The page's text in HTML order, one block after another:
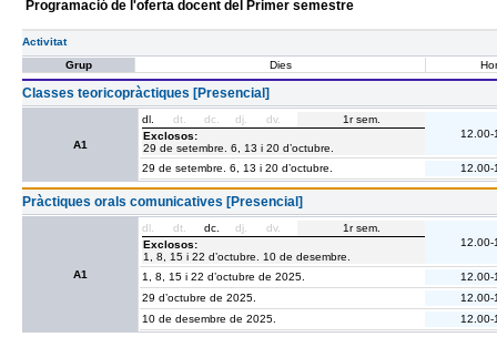
Programació de l'oferta docent del Primer semestre
Activitat
Grup
Dies
Classes teoricopràctiques [Presencial]
A1
dl. dt. dc. dj. dv.
1r sem.
Exclosos:
29 de setembre. 6, 13 i 20 d’octubre.
12.00-
29 de setembre. 6, 13 i 20 d’octubre. 12.00-
Pràctiques orals comunicatives [Presencial]
A1
dl. dt. dc. dj. dv.
1r sem.
Exclosos:
1, 8, 15 i 22 d’octubre. 10 de desembre.
12.00-
1, 8, 15 i 22 d’octubre de 2025.
12.00-
29 d’octubre de 2025.
12.00-
10 de desembre de 2025.
12.00-